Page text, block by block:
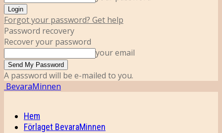
Forgot your password? Get help
Password recovery
Recover your password
your email
A password will be e-mailed to you.
BevaraMinnen
Hem
Förlaget BevaraMinnen